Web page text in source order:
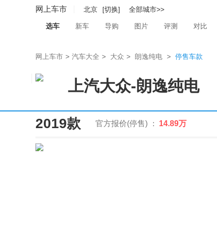
网上车市 北京 [切换] 全部城市>>
选车 新车 导购 图片 评测 对比
网上车市 > 汽车大全 > 大众 > 朗逸纯电 > 停售车款
上汽大众-朗逸纯电
2019款 官方报价(停售) ： 14.89万